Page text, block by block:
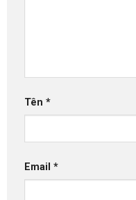
Tên *
Email *